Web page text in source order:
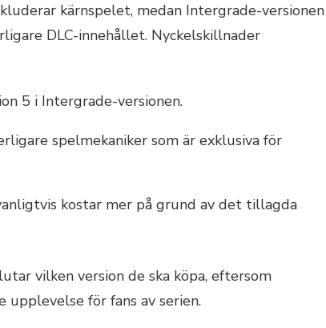
kärnspelet, medan Intergrade-versionen
DLC-innehållet. Nyckelskillnader
5 i Intergrade-versionen.
spelmekaniker som är exklusiva för
kostar mer på grund av det tillagda
vilken version de ska köpa, eftersom
för fans av serien.